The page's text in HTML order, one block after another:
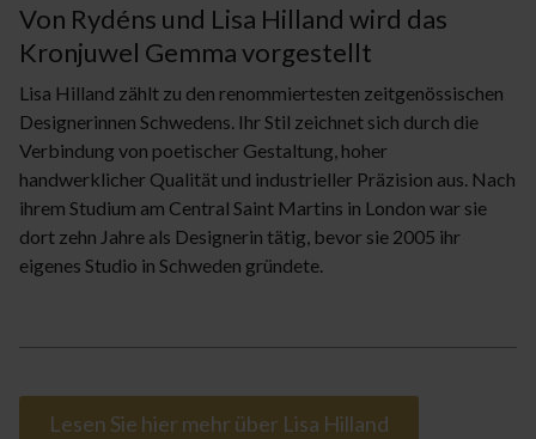
Von Rydéns und Lisa Hilland wird das
Kronjuwel Gemma vorgestellt
Lisa Hilland zählt zu den renommiertesten zeitgenössischen
Designerinnen Schwedens. Ihr Stil zeichnet sich durch die
Verbindung von poetischer Gestaltung, hoher
handwerklicher Qualität und industrieller Präzision aus. Nach
ihrem Studium am Central Saint Martins in London war sie
dort zehn Jahre als Designerin tätig, bevor sie 2005 ihr
eigenes Studio in Schweden gründete.
Lesen Sie hier mehr über Lisa Hilland